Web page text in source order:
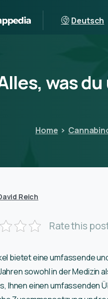
Deutsch
wasdu
Home
Reich
Rate this
bietet eine umfassende
sowohl in der Medizin
Ihnen einen umfassenden